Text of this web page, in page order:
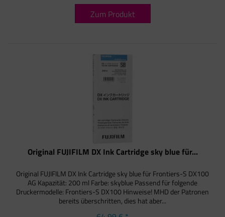
Zum Produkt
Original FUJIFILM DX Ink Cartridge sky blue für...
Original FUJIFILM DX Ink Cartridge sky blue für Frontiers-S DX100
AG Kapazität: 200 ml Farbe: skyblue Passend für folgende
Druckermodelle: Frontiers-S DX100 Hinweise! MHD der Patronen
bereits überschritten, dies hat aber...